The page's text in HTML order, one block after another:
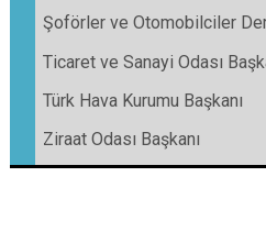
Şoförler ve Otomobilciler
Ticaret ve Sanayi Odası
Türk Hava Kurumu Başkanı
Ziraat Odası Başkanı